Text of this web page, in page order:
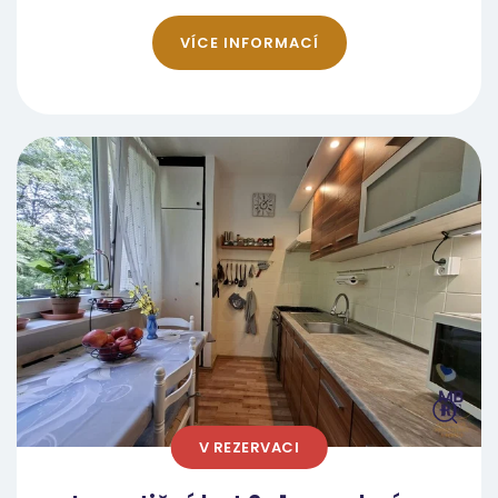
stav lokality je pro úspěch investice zásadní.
Čtvrť Hranice je dlouhodobě hodnocena jako
vyloučeným lokalitám. Občanská vybavenost:
Ulice Flemingova nabízí kompletní zázemí
pro pohodlný život. V docházkové vzdálenosti
do 5 minut se nachází supermarkety (Albert,
Kaufland), pošta, lékárny, bankomaty,
základní i mateřské školy. Karvinská hornická
nemocnice za rohem: Bezprostřední blízkost
vyhlášené nemocnice přivádí do lokality stálý
přísun velmi bonitních a spolehlivých
nájemníků z řad lékařů a zdravotnického
personálu. Volný čas a doprava: Kousek od
domu leží rozsáhlý lesopark a v pěší
prodat. Dispozice a stav: Zdravý základ pro
rychlé spuštění Byt se nachází v 5. NP ze
7 panelového domu po kompletní revitalizaci
modernizovaný výtah). Páté podlaží je mezi
nájemníky oblíbené pro svou snadnou
dostupnost a výborný tepelný komfort.
Nemovitost již prošla zásadní částí
rekonstrukce, což vám šetří drahý čas i
kapitál: Vybudované jádro: Odpadá nutnost
bourání starého umakartu. Nová
elektroinstalace: Rozvody elektřiny v mědi
jsou již kompletně hotové v jádru i v kuchyni.
Strategie „Smart Refresh“ na klíč (Rozpočet
150 000 Kč) Nečeká vás žádná zdlouhavá ani
finančně náročná přestavba. Jelikož nejdražší
technické prvky jsou již hotové, zaměříme se
VÍCE INFORMACÍ
V REZERVACI